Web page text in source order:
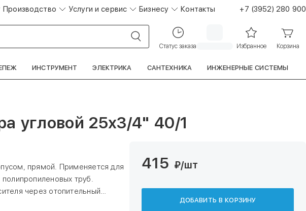
Производство Услуги и сервис Бизнесу Контакты +7 (3952) 280 900
Статус заказа Избранное Корзина
ИНСТРУМЕНТ ЭЛЕКТРИКА САНТЕХНИКА ИНЖЕНЕРНЫЕ СИСТЕМЫ
угловой 25х3/4" 40/1
прямой. Применяется для
труб.
через отопительный
415 ₽/шт
ДОБАВИТЬ В КОРЗИНУ